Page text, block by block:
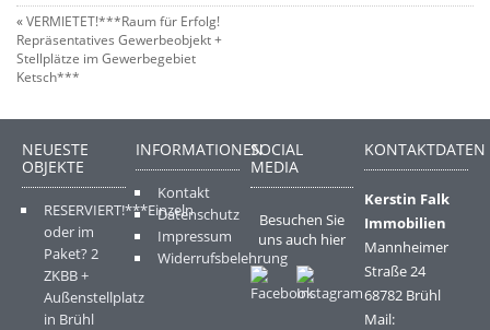
«VERMIETET!***Raum für Erfolg!
Repräsentatives Gewerbeobjekt +
Stellplätze im Gewerbegebiet
Ketsch***
NEUESTE
OBJEKTE
RESERVIERT!***Einzeln
oder im
Paket? 2
ZKBB +
Außenstellplatz
in Brühl
INFORMATIONEN
Kontakt
Datenschutz
Impressum
Widerrufsbelehrung
SOCIAL
MEDIA
Besuchen Sie
uns auch hier
KONTAKTDATEN
Kerstin Falk
Immobilien
Mannheimer
Straße 24
68782 Brühl
Mail: